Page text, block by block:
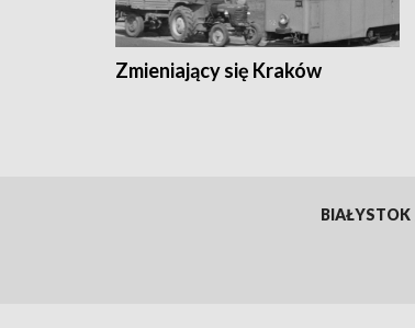
Zmieniający się Kraków
BIAŁYSTOK